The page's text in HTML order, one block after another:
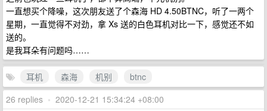
一直想买个降噪，这次朋友送了个森海 HD 4.50BTNC，听了一两个
星期，一直觉得不对劲，拿 Xs 送的白色耳机对比一下，感觉还不如
送的。
是我耳朵有问题吗……
耳机 森海 机别
btnc
26 replies • 2020-12-21 15:34:24 +08:00